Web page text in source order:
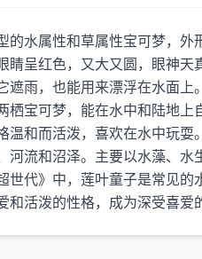
的水属性和草属性宝可梦，
睛呈红色，又大又圆，眼神
遮雨，也能用来漂浮在水面上
栖宝可梦，能在水中和陆地
温和而活泼，喜欢在水中玩
河流和沼泽。主要以水藻、水
世代》中，莲叶童子是常见